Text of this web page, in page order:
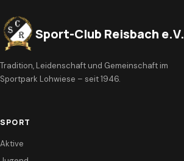
Sport-Club Reisbach e.V.
Tradition, Leidenschaft und Gemeinschaft im
Sportpark Lohwiese – seit 1946.
SPORT
Aktive